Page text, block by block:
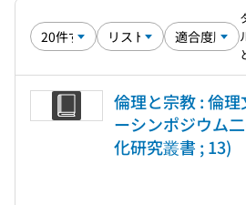
倫理と宗教 : 倫
ーシンポジウム
化研究叢書 ; 13)